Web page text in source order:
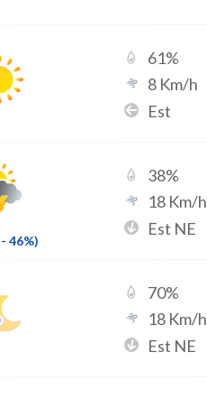
61%
8 Km/h
Est
- 46%)
38%
18 Km/h
Est NE
70%
18 Km/h
Est NE